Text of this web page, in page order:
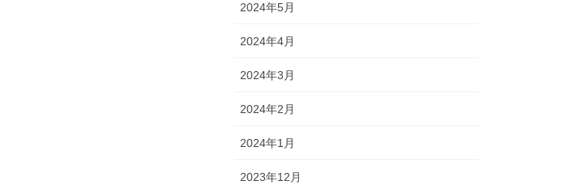
2024年5月
2024年4月
2024年3月
2024年2月
2024年1月
2023年12月